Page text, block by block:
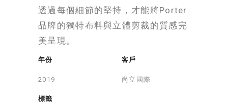
透過每個細節的堅持，才能將Porter
品牌的獨特布料與立體剪裁的質感完
美呈現。
年份 客戶
尚立國際
標籤